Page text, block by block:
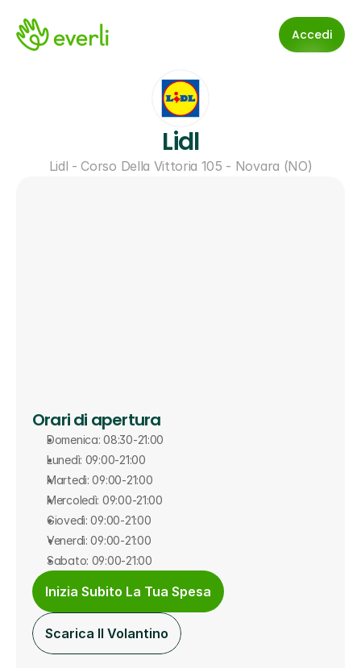
Accedi
Lidl
Lidl - Corso Della Vittoria 105 - Novara (NO)
Orari di apertura
Domenica: 08:30-21:00
Lunedì: 09:00-21:00
Martedì: 09:00-21:00
Mercoledì: 09:00-21:00
Giovedì: 09:00-21:00
Venerdì: 09:00-21:00
Sabato: 09:00-21:00
Inizia Subito La Tua Spesa
Scarica Il Volantino